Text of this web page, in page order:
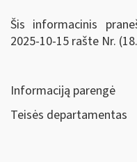
Šis informacinis
2025-10-15 rašte Nr.
Informaciją parengė
Teisės departamentas